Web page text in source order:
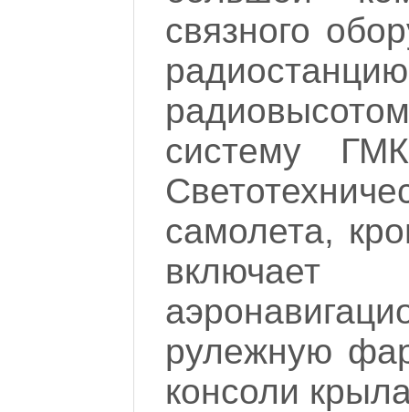
связного
систему
самолета,
аэ
рулежную
консоли